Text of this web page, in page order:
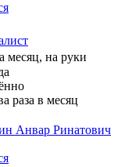
месяц, на руки
раза в месяц
Анвар Ринатович